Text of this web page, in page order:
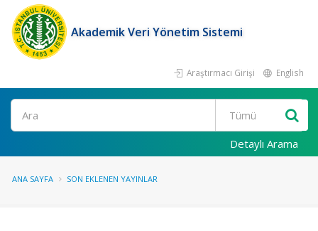
Akademik Veri Yönetim Sistemi
Araştırmacı Girişi English
Ara
Detaylı Arama
ANA SAYFA SON EKLENEN YAYINLAR